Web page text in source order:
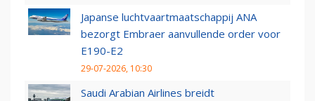
Japanse luchtvaartmaatschappij ANA
bezorgt Embraer aanvullende order voor
E190-E2
29-07-2026, 10:30
Saudi Arabian Airlines breidt